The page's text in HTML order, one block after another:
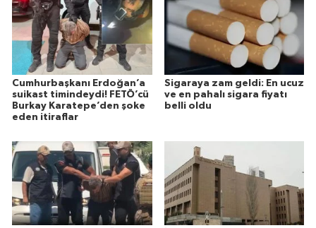
Cumhurbaşkanı Erdoğan’a
suikast timindeydi! FETÖ’cü
Burkay Karatepe’den şoke
eden itiraflar
Sigaraya zam geldi: En ucuz
ve en pahalı sigara fiyatı
belli oldu